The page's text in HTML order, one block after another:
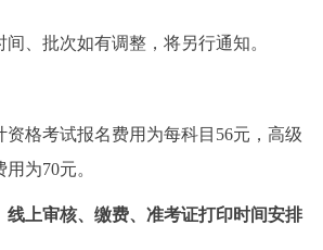
、批次如有调整，将另行通知。
资格考试报名费用为每科目56元，高级
为70元。
线上审核、缴费、准考证打印时间安排